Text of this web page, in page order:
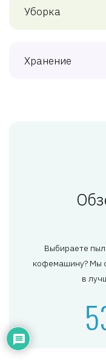
Уборка
Хранение
Выбираете
кофемашину? Мы
в